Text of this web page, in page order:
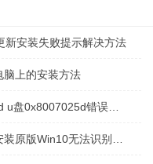
新安装失败提示解决方法
脑上的安装方法
安装win10出现错误代码0x8007025d u盘0x8007025d错误怎么解决
联想笔记本无法识别固态硬盘 联想安装原版Win10无法识别固态硬盘怎么解决